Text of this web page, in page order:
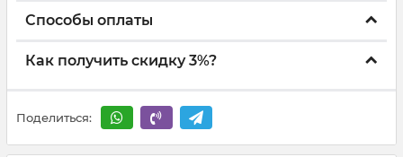
Способы оплаты
Как получить скидку 3%?
Поделиться: